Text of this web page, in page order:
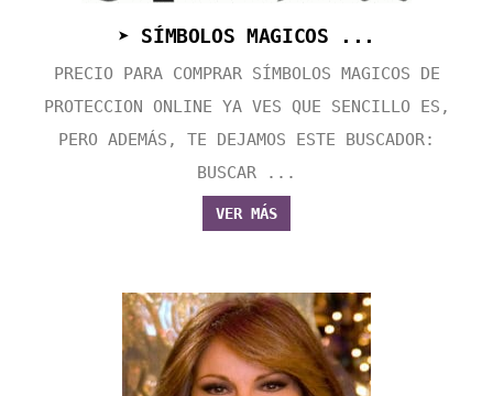
➤ SÍMBOLOS MAGICOS ...
PRECIO PARA COMPRAR SÍMBOLOS MAGICOS DE
PROTECCION ONLINE YA VES QUE SENCILLO ES,
PERO ADEMÁS, TE DEJAMOS ESTE BUSCADOR:
BUSCAR ...
VER MÁS